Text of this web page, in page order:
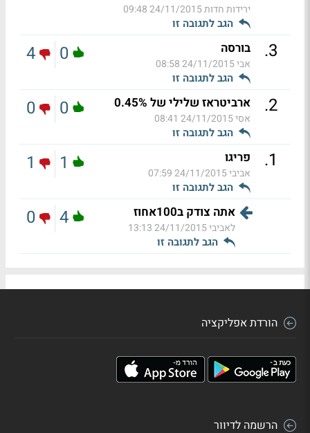
ירידות חדות24/11/2015 09:48
הגב לתגובה זו
3
. בורסה
אבי24/11/2015 08:58
הגב לתגובה זו
0
4
2
. ארביטראז שלילי של 0.45%
אסי24/11/2015 08:41
הגב לתגובה זו
0
0
1
. פריגו
אביבי24/11/2015 07:59
הגב לתגובה זו
1
1
אתה צודק ב100אחוז
לאביבי24/11/2015 13:13
הגב לתגובה זו
4
0
הורדת אפליקציה
הרשמה לדיוור